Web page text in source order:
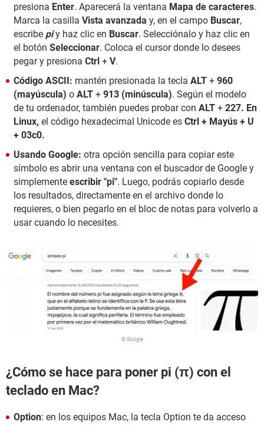
presiona Enter. Aparecerá la ventana Mapa de caracteres.
Marca la casilla Vista avanzada y, en el campo Buscar,
escribe piy haz clic en Buscar. Selecciónalo y haz clic en
el botón Seleccionar. Coloca el cursor donde lo desees
pegar y presiona Ctrl + V.
Código ASCII: mantén presionada la tecla ALT + 960
(mayúscula) o ALT + 913 (minúscula). Según el modelo
de tu ordenador, también puedes probar con ALT + 227. En
Linux, el código hexadecimal Unicode es Ctrl + Mayús + U
+ 03c0.
Usando Google: otra opción sencilla para copiar este
símbolo es abrir una ventana con el buscador de Google y
simplemente escribir "pi". Luego, podrás copiarlo desde
los resultados, directamente en el archivo donde lo
requieres, o bien pegarlo en el bloc de notas para volverlo a
usar cuando lo necesites.
© Google
¿Cómo se hace para poner pi (π) con el
teclado en Mac?
Option: en los equipos Mac, la tecla Option te da acceso